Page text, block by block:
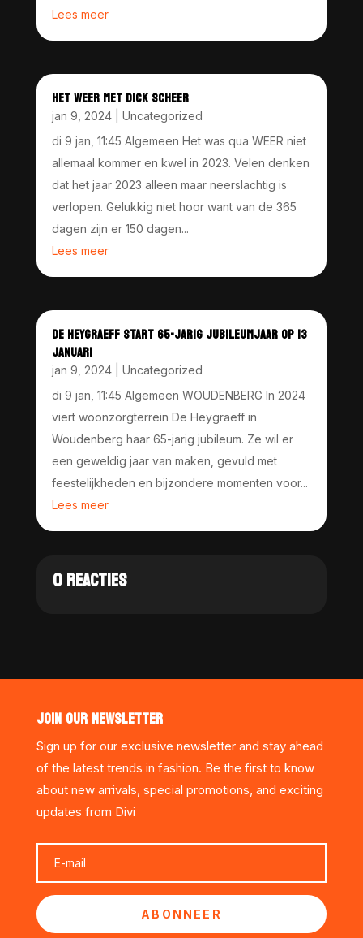
Lees meer
HET WEER MET DICK SCHEER
jan 9, 2024| Uncategorized
di 9 jan, 11:45 Algemeen Het was qua WEER niet
allemaal kommer en kwel in 2023. Velen denken
dat het jaar 2023 alleen maar neerslachtig is
verlopen. Gelukkig niet hoor want van de 365
dagen zijn er 150 dagen...
Lees meer
DE HEYGRAEFF START 65-JARIG JUBILEUMJAAR OP 13
JANUARI
jan 9, 2024| Uncategorized
di 9 jan, 11:45 Algemeen WOUDENBERG In 2024
viert woonzorgterrein De Heygraeff in
Woudenberg haar 65-jarig jubileum. Ze wil er
een geweldig jaar van maken, gevuld met
feestelijkheden en bijzondere momenten voor...
Lees meer
0 REACTIES
JOIN OUR NEWSLETTER
Sign up for our exclusive newsletter and stay ahead
of the latest trends in fashion. Be the first to know
about new arrivals, special promotions, and exciting
updates from Divi
ABONNEER